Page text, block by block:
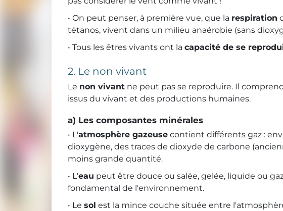
• On peut penser, à première vue, que la respiration
tétanos, vivent dans un milieu anaérobie (sans
• Tous les êtres vivants ont la capacité de se
2. Le non vivant
Le non vivant ne peut pas se reproduire. Il
issus du vivant et des productions humaines.
a) Les composantes minérales
• L'atmosphère gazeuse contient différents gaz :
dioxygène, des traces de dioxyde de carbone
moins grande quantité.
• L'eau peut être douce ou salée, gelée, liquide ou
fondamental de l'environnement.
• Le sol est la mince couche située entre